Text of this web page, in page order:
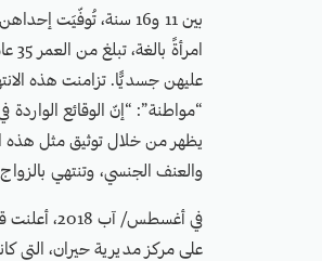
عليهن جسديًّا. تزامنت هذه
“مواطنة”: “إنّ الوقائع الواردة
يظهر من خلال توثيق مثل هذه
والعنف الجنسي، وتنتهي
في أغسطس/
على مركز مديرية حيران، التي